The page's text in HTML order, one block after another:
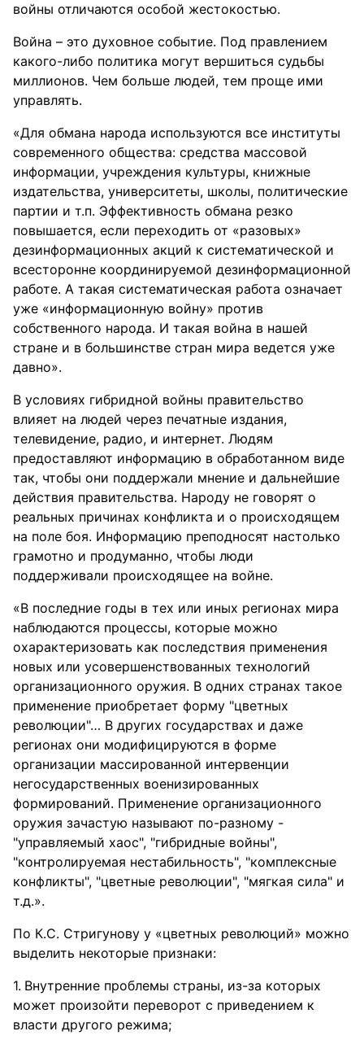
войны отличаются особой жестокостью.
Война – это духовное событие. Под правлением
какого-либо политика могут вершиться судьбы
миллионов. Чем больше людей, тем проще ими
управлять.
«Для обмана народа используются все институты
современного общества: средства массовой
информации, учреждения культуры, книжные
издательства, университеты, школы, политические
партии и т.п. Эффективность обмана резко
повышается, если переходить от «разовых»
дезинформационных акций к систематической и
всесторонне координируемой дезинформационной
работе. А такая систематическая работа означает
уже «информационную войну» против
собственного народа. И такая война в нашей
стране и в большинстве стран мира ведется уже
давно».
В условиях гибридной войны правительство
влияет на людей через печатные издания,
телевидение, радио, и интернет. Людям
предоставляют информацию в обработанном виде
так, чтобы они поддержали мнение и дальнейшие
действия правительства. Народу не говорят о
реальных причинах конфликта и о происходящем
на поле боя. Информацию преподносят настолько
грамотно и продуманно, чтобы люди
поддерживали происходящее на войне.
«В последние годы в тех или иных регионах мира
наблюдаются процессы, которые можно
охарактеризовать как последствия применения
новых или усовершенствованных технологий
организационного оружия. В одних странах такое
применение приобретает форму "цветных
революции"… В других государствах и даже
регионах они модифицируются в форме
организации массированной интервенции
негосударственных военизированных
формирований. Применение организационного
оружия зачастую называют по-разному -
"управляемый хаос", "гибридные войны",
"контролируемая нестабильность", "комплексные
конфликты", "цветные революции", "мягкая сила" и
т.д.».
По К.С. Стригунову у «цветных революций» можно
выделить некоторые признаки:
Внутренние проблемы страны, из-за которых
может произойти переворот с приведением к
власти другого режима;